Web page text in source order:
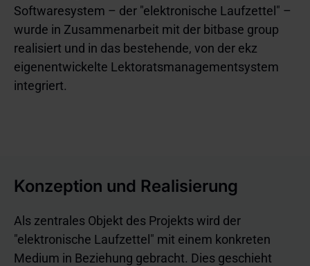
Softwaresystem – der "elektronische Laufzettel" –
wurde in Zusammenarbeit mit der bitbase group
realisiert und in das bestehende, von der ekz
eigenentwickelte Lektoratsmanagementsystem
integriert.
Konzeption und Realisierung
Als zentrales Objekt des Projekts wird der
"elektronische Laufzettel" mit einem konkreten
Medium in Beziehung gebracht. Dies geschieht